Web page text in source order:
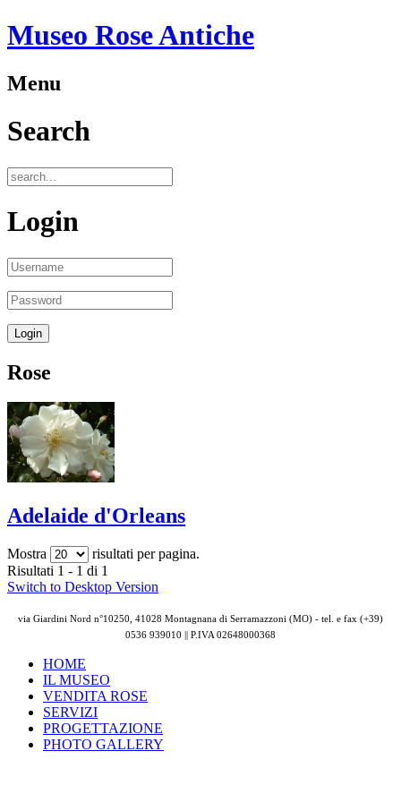
Museo Rose Antiche
Menu
Search
Login
Rose
Adelaide d'Orleans
Mostra
risultati per pagina.
Risultati 1 - 1 di 1
Switch to Desktop Version
via Giardini Nord n°10250, 41028 Montagnana di Serramazzoni (MO) - tel. e fax (+39)
0536 939010 || P.IVA02648000368
HOME
IL MUSEO
VENDITA ROSE
SERVIZI
PROGETTAZIONE
PHOTO GALLERY